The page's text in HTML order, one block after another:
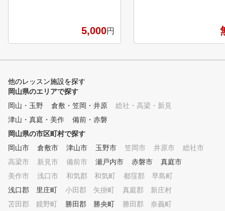
5,000円
POINT１ 診断・カルテ
弾道測定器・シミュレー
用いて、現状把握を行う
適のスイング理論をご提
るか、レッスンプロがチ
プに向けて使うべきクラ
わせてご提案いたします
OINT４ 筋力・柔軟性 ゴ
に必要な筋力は他のスポ
異なって限られています
他のレッスン施設を探す
岡山県のエリアで探す
岡山・玉野
倉敷・笠岡・井原
総社・高梁・新見
津山・真庭・美作
備前・赤磐
岡山県の市区町村で探す
岡山市
倉敷市 津山市 玉野市 笠岡市 井原市
総社市
高梁市
新見市 備前市 瀬戸内市 赤磐市
真庭市
美作市
浅口市 和気郡 和気町
都窪郡 早島町
浅口郡 里庄町
小田郡 矢掛町
真庭郡 新庄村
苫田郡 鏡野町
勝田郡 勝央町
勝田郡 奈義町